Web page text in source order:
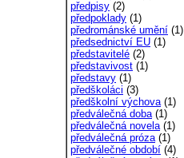
předpisy (2)
předpoklady (1)
předrománské umění (1)
předsednictví EU (1)
představitelé (2)
představivost (1)
představy (1)
předškoláci (3)
předškolní výchova(1)
předválečná doba(1)
předválečná novela(1)
předválečná próza(1)
předválečné období (4)